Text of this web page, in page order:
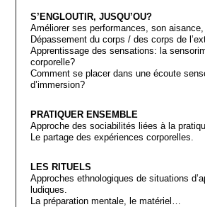
S’ENGLOUTIR, JUSQU’OU?
Améliorer ses performances, son aisance,
Dépassement du corps / des corps de
Apprentissage des sensations: la
corporelle?
Comment se placer dans une écoute
d’immersion?
PRATIQUER ENSEMBLE
Approche des sociabilités liées à la
Le partage des expériences corporelles.
LES RITUELS
Approches ethnologiques de situations
ludiques.
La préparation mentale, le matériel…